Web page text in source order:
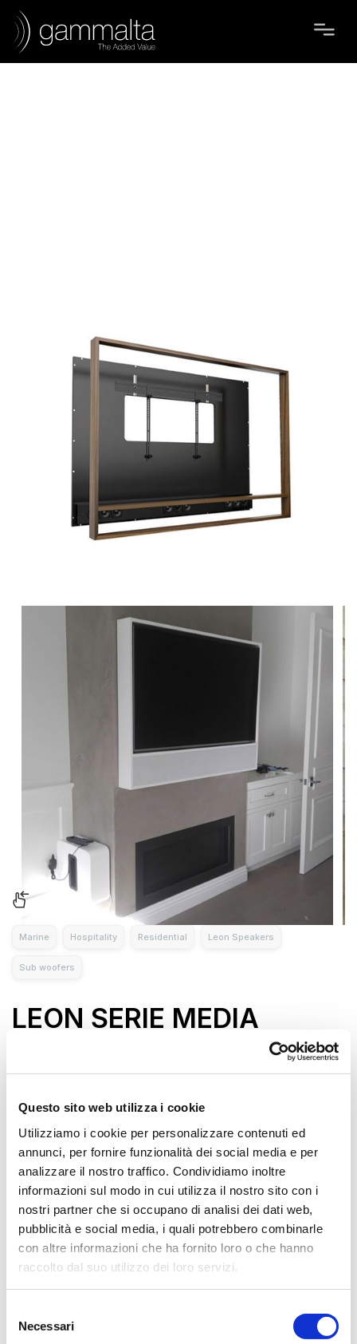
Questo sito web utilizza i cookie
Utilizziamo i cookie per personalizzare contenuti ed
annunci, per fornire funzionalità dei social media e per
analizzare il nostro traffico. Condividiamo inoltre
informazioni sul modo in cui utilizza il nostro sito con i
nostri partner che si occupano di analisi dei dati web,
pubblicità e social media, i quali potrebbero combinarle
con altre informazioni che ha fornito loro o che hanno
raccolto dal suo utilizzo dei loro servizi.
delNecessari
Marine Hospitality Residential Leon Speakers
Sub woofers
LEON SERIE MEDIA
DECOR EDGE MEDIA
FRAME
Una cornice multimediale contemporanea in legno massello
che permette a qualsiasi televisore di essere al centro della
scena, nascondendo il sistema di montaggio e il cablaggio.
Edge Media Frame incornicia ad arte tutti i lati del display
trasformandosi nel tocco di classe in più degli home
entertainment.
Disponibile in tre versioni e realizzato su misura in base alle
dimensioni del display.